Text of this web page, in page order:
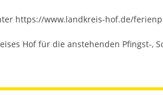
https://www.landkreis-hof.de/
Hof für die anstehenden Pfingst-,